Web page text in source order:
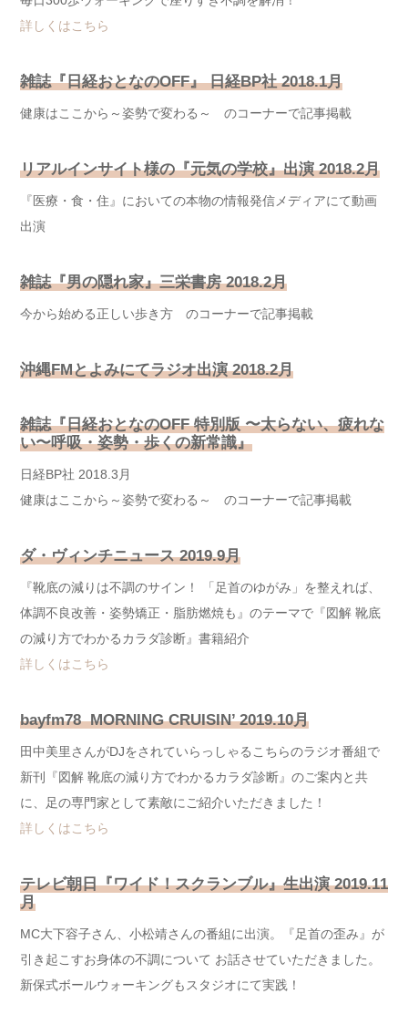
詳しくはこちら
雑誌『日経おとなのOFF』 日経BP社 2018.1月
健康はここから～姿勢で変わる～ のコーナーで記事掲載
リアルインサイト様の『元気の学校』出演 2018.2月
『医療・食・住』においての本物の情報発信メディアにて動画
出演
雑誌『男の隠れ家』三栄書房 2018.2月
今から始める正しい歩き方 のコーナーで記事掲載
沖縄FMとよみにてラジオ出演 2018.2月
雑誌『日経おとなのOFF 特別版 〜太らない、疲れな
い〜呼吸・姿勢・歩くの新常識』
日経BP社 2018.3月
健康はここから～姿勢で変わる～ のコーナーで記事掲載
ダ・ヴィンチニュース 2019.9月
『靴底の減りは不調のサイン！ 「足首のゆがみ」を整えれば、
体調不良改善・姿勢矯正・脂肪燃焼も』のテーマで『図解 靴底
の減り方でわかるカラダ診断』書籍紹介
詳しくはこちら
bayfm78 MORNING CRUISIN’ 2019.10月
田中美里さんがDJをされていらっしゃるこちらのラジオ番組で
新刊『図解 靴底の減り方でわかるカラダ診断』のご案内と共
に、足の専門家として素敵にご紹介いただきました！
詳しくはこちら
テレビ朝日『ワイド！スクランブル』生出演2019.11
月
MC大下容子さん、小松靖さんの番組に出演。『足首の歪み』が
引き起こすお身体の不調について お話させていただきました。
新保式ボールウォーキングもスタジオにて実践！